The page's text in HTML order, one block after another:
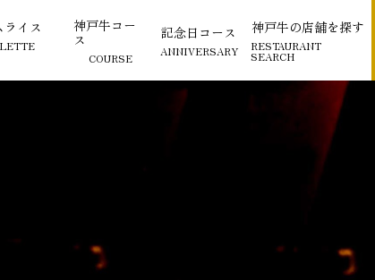
ライス
神戸牛コー
ス
COURSE
記念日コース
ANNIVERSARY
神戸牛の店舗を探す
RESTAURANT
SEARCH